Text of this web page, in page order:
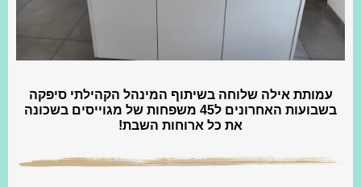
עמותת אילה שלוחה בשיתוף המינהל הקהילתי סיפקה
בשבועות האחרונים ל45 משפחות של מגוייסים בשכונה
את כל ארוחות השבת!